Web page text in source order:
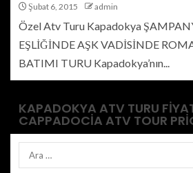
Şubat 6, 2015 admin
Özel Atv Turu Kapadokya
EŞLİĞİNDE AŞK VADİSİNDE
BATIMI TURU Kapadokya’nın...
KAPADOKYA ATV TURU
CAPPADOCIA ATV TOUR